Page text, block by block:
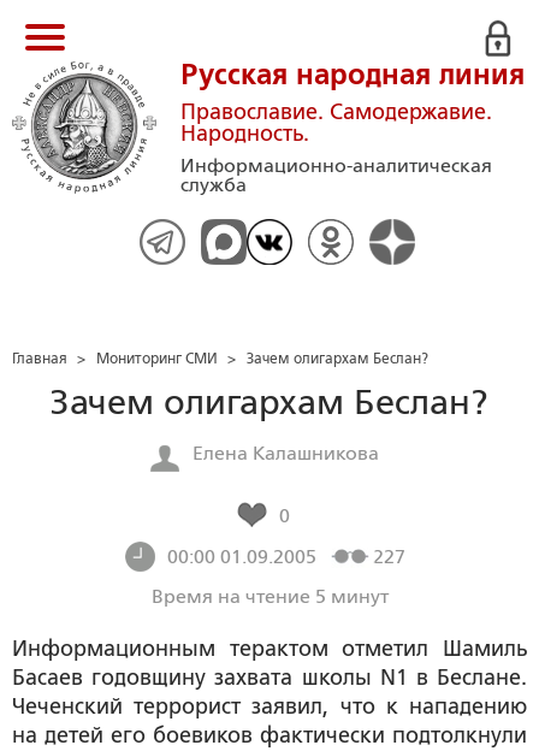
Русская народная линия
Православие. Самодержавие.
Народность.
Информационно-аналитическая
служба
Главная > Мониторинг СМИ > Зачем олигархам Беслан?
Зачем олигархам Беслан?
Елена Калашникова
0
00:00 01.09.2005
227
Время на чтение 5 минут
Информационным терактом отметил Шамиль
Басаев годовщину захвата школы N1 в Беслане.
Чеченский террорист заявил, что к нападению
на детей его боевиков фактически подтолкнули